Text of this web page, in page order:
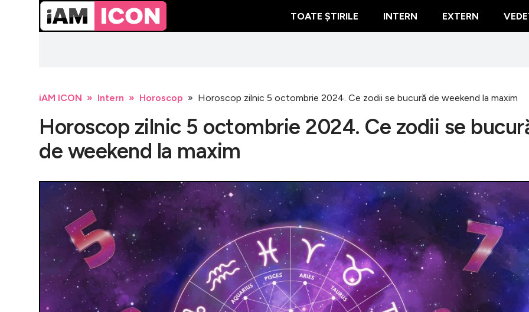
TOATE ȘTIRILE INTERN EXTERN
iAM ICON Intern Horoscop Horoscop zilnic 5 octombrie 2024. Ce zodii se bucură de weekend la maxim
Horoscop zilnic 5 octombrie 2024. Ce zodii se
de weekend la maxim